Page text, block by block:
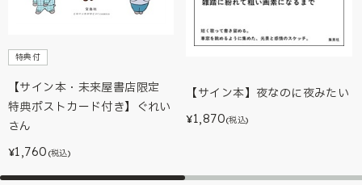
特典付
【サイン本・未来屋書店限定
特典ポストカード付き】ぐれい
さん
¥1,760 (税込)
【サイン本】夜なのに夜みたい
¥1,870(税込)